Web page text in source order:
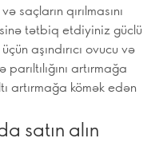
saçların qırılmasını
tətbiq etdiyiniz güclü
aşındırıcı ovucu və
artırmağa
artırmağa kömək edən
satın alın